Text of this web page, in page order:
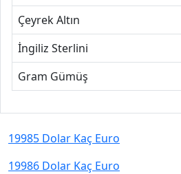
Çeyrek Altın
İngiliz Sterlini
Gram Gümüş
19985 Dolar Kaç Euro
19986 Dolar Kaç Euro